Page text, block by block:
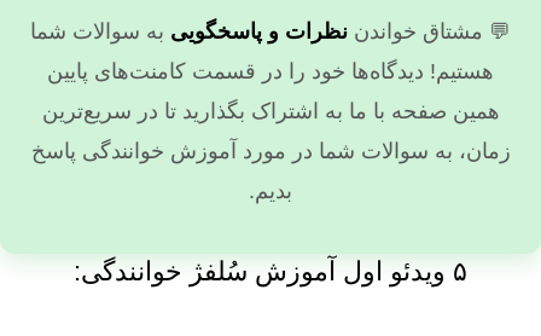
💬 مشتاق خواندن نظرات و پاسخگویی به سوالات شما
هستیم! دیدگاه‌ها خود را در قسمت کامنت‌های پایین
همین صفحه با ما به اشتراک بگذارید تا در سریع‌ترین
زمان، به سوالات شما در مورد آموزش خوانندگی پاسخ
بدیم.
۵ ویدئو اول آموزش سُلفژ خوانندگی: